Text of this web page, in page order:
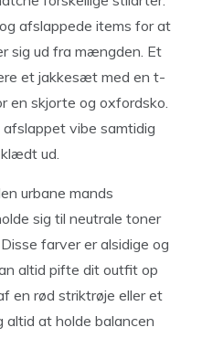
afslappede items for at
sig ud fra mængden. Et
et jakkesæt med en t-
en skjorte og oxfordsko.
vibe samtidig
ud.
urbane mands
sig til neutrale toner
farver er alsidige og
altid pifte dit outfit op
en rød striktrøje eller et
altid at holde balancen